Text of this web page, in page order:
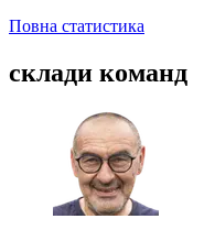
Повна статистика
склади команд